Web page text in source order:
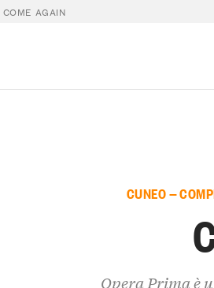
COME AGAIN
CUNEO —
Opera Prima è